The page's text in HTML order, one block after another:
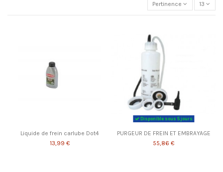
Pertinence 13
Liquide de frein carlube Dot4
13,99 €
Disponible sous 5 jours
PURGEUR DE FREIN ET EMBRAYAGE
55,86 €